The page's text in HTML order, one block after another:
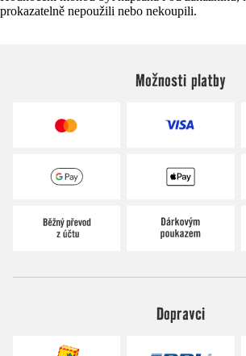
prokazatelně nepoužili nebo nekoupili.
Možnosti platby
Dopravci